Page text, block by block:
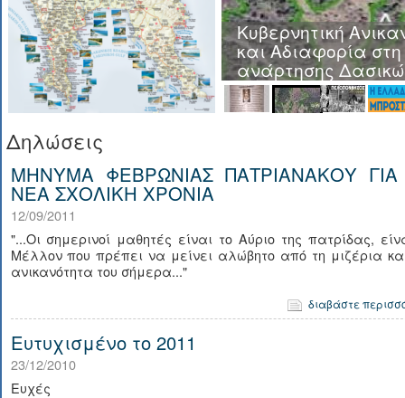
Κυβερνητική
και Αδιαφορία
ανάρτησης
Δηλώσεις
ΜΗΝΥΜΑ ΦΕΒΡΩΝΙΑΣ ΠΑΤΡΙΑΝΑΚΟΥ
ΝΕΑ ΣΧΟΛΙΚΗ ΧΡΟΝΙΑ
12/09/2011
"...Οι σημερινοί μαθητές είναι το Αύριο της πατρίδας,
Μέλλον που πρέπει να μείνει αλώβητο από τη μιζέρια
ανικανότητα του σήμερα..."
διαβάστε
Ευτυχισμένο το 2011
23/12/2010
Ευχές